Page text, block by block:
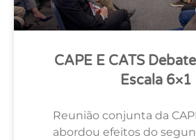
CAPE E CATS
Escala 6×1
Reunião conjunta da
abordou efeitos do